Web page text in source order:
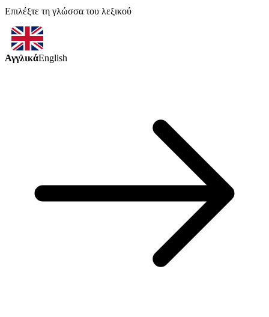
Επιλέξτε τη γλώσσα του λεξικού
ΑγγλικάEnglish